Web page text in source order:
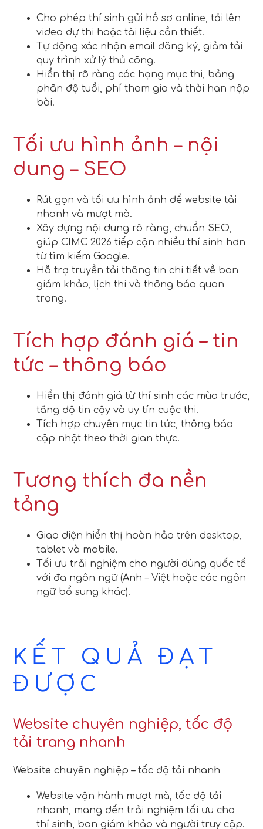
Cho phép thí sinh gửi hồ sơ online, tải lên
video dự thi hoặc tài liệu cần thiết.
Tự động xác nhận email đăng ký, giảm tải
quy trình xử lý thủ công.
Hiển thị rõ ràng các hạng mục thi, bảng
phân độ tuổi, phí tham gia và thời hạn nộp
bài.
Tối ưu hình ảnh – nội
dung – SEO
Rút gọn và tối ưu hình ảnh để website tải
nhanh và mượt mà.
Xây dựng nội dung rõ ràng, chuẩn SEO,
giúp CIMC 2026 tiếp cận nhiều thí sinh hơn
từ tìm kiếm Google.
Hỗ trợ truyền tải thông tin chi tiết về ban
giám khảo, lịch thi và thông báo quan
trọng.
Tích hợp đánh giá – tin
tức – thông báo
Hiển thị đánh giá từ thí sinh các mùa trước,
tăng độ tin cậy và uy tín cuộc thi.
Tích hợp chuyên mục tin tức, thông báo
cập nhật theo thời gian thực.
Tương thích đa nền
tảng
Giao diện hiển thị hoàn hảo trên desktop,
tablet và mobile.
Tối ưu trải nghiệm cho người dùng quốc tế
với đa ngôn ngữ (Anh – Việt hoặc các ngôn
ngữ bổ sung khác).
KẾT QUẢ ĐẠT
ĐƯỢC
Website chuyên nghiệp, tốc độ
tải trang nhanh
Website chuyên nghiệp – tốc độ tải nhanh
Website vận hành mượt mà, tốc độ tải
nhanh, mang đến trải nghiệm tối ưu cho
thí sinh, ban giám khảo và người truy cập.